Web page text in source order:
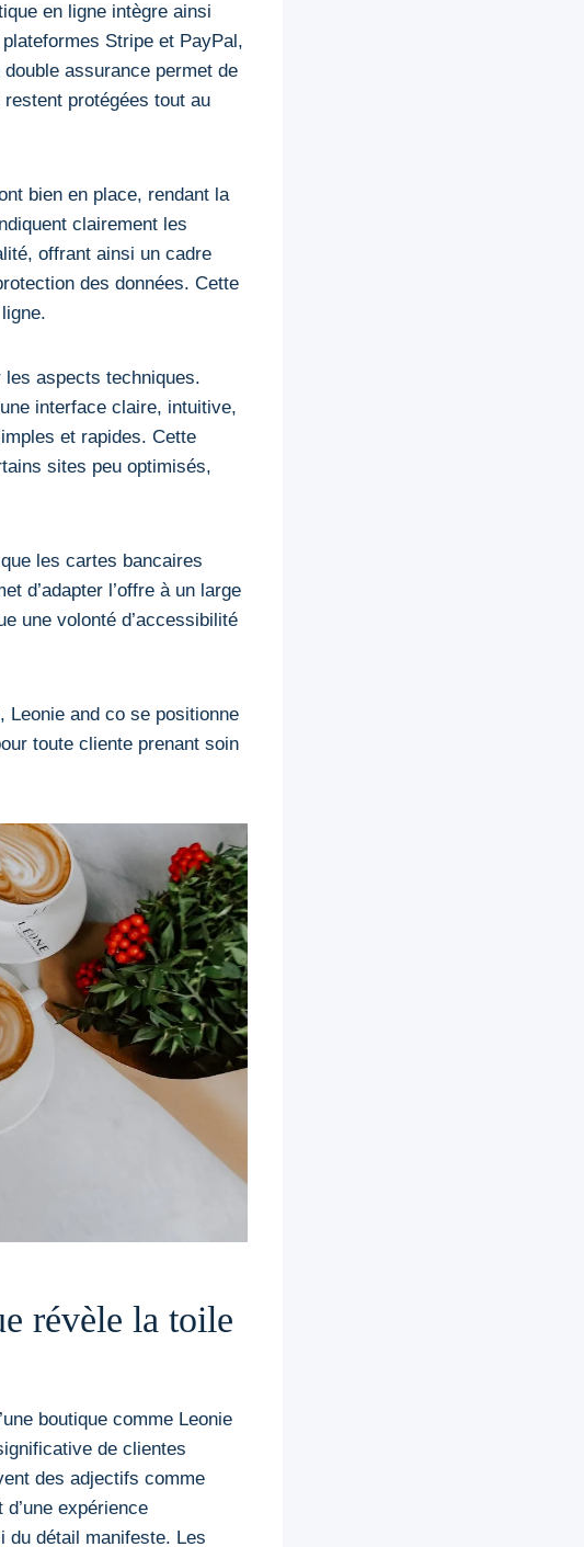
en ligne intègre ainsi
Stripe et PayPal,
assurance permet de
protégées tout au
bien en place, rendant la
clairement les
offrant ainsi un cadre
des données. Cette
les aspects techniques.
interface claire, intuitive,
et rapides. Cette
sites peu optimisés,
les cartes bancaires
d’adapter l’offre à un large
une volonté d’accessibilité
Leonie and co se positionne
toute cliente prenant soin
révèle la toile
boutique comme Leonie
de clientes
des adjectifs comme
d’une expérience
du détail manifeste. Les